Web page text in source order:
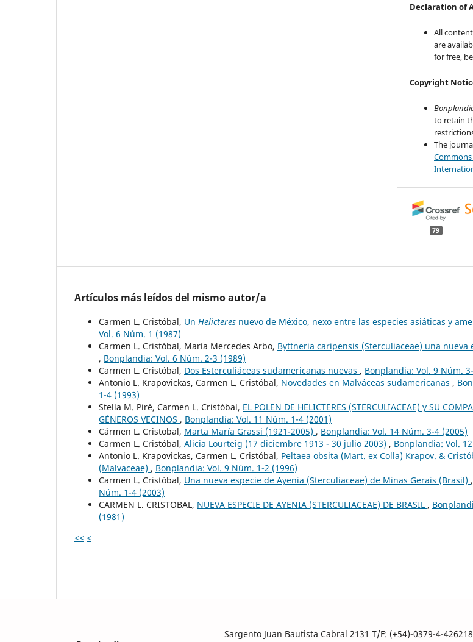
Declaration of
All
are
for free,
Copyright
to retain
The
79
Artículos más leídos del mismo autor/a
Carmen L. Cristóbal, Un Helicteres nuevo de México, nexo entre las especies asiáticas y
Vol. 6 Núm. 1 (1987)
Carmen L. Cristóbal, María Mercedes Arbo, Byttneria caripensis (Sterculiaceae) una nueva
, Bonplandia: Vol. 6 Núm. 2-3 (1989)
Carmen L. Cristóbal, Dos Esterculiáceas sudamericanas nuevas , Bonplandia: Vol. 9 Núm.
Antonio L. Krapovickas, Carmen L. Cristóbal, Novedades en Malváceas sudamericanas ,
1-4 (1993)
Stella M. Piré, Carmen L. Cristóbal, EL POLEN DE HELICTERES (STERCULIACEAE) y SU
GÉNEROS VECINOS , Bonplandia: Vol. 11 Núm. 1-4 (2001)
Cármen L. Cristobal, Marta María Grassi (1921-2005) , Bonplandia: Vol. 14 Núm. 3-4 (2005)
Carmen L. Cristóbal, Alicia Lourteig (17 diciembre 1913 - 30 julio 2003) , Bonplandia: Vol.
Antonio L. Krapovickas, Carmen L. Cristóbal, Peltaea obsita (Mart. ex Colla) Krapov. &
(Malvaceae) , Bonplandia: Vol. 9 Núm. 1-2 (1996)
Carmen L. Cristóbal, Una nueva especie de Ayenia (Sterculiaceae) de Minas Gerais (Brasil) ,
Núm. 1-4 (2003)
CARMEN L. CRISTOBAL, NUEVA ESPECIE DE AYENIA (STERCULIACEAE) DE BRASIL ,
(1981)
<< <
Sargento Juan Bautista Cabral 2131 T/F: (+54)-0379-4-426218